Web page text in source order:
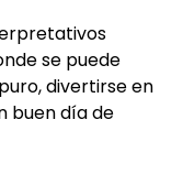
se puede
divertirse en
buen día de